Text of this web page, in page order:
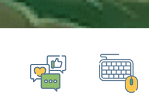
正式宣布，台灣重
豬瘟非疫國行列！ 今年2
交申請後，只過了1
月...